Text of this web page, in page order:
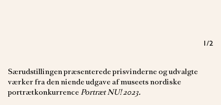
1/2
Særudstillingen præsenterede prisvinderne og udvalgte
værker fra den niende udgave af museets nordiske
portrætkonkurrence Portræt NU! 2023.